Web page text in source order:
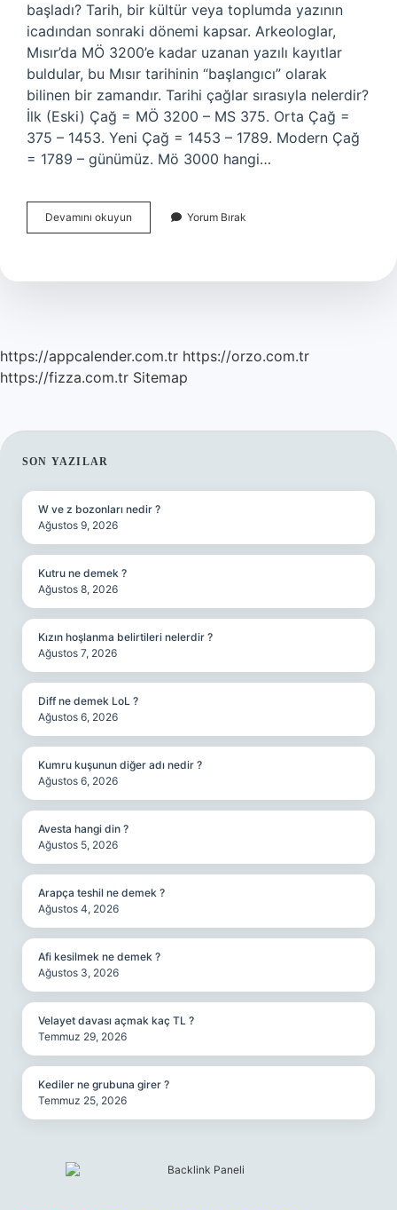
başladı? Tarih, bir kültür veya toplumda yazının
icadından sonraki dönemi kapsar. Arkeologlar,
Mısır’da MÖ 3200’e kadar uzanan yazılı kayıtlar
buldular, bu Mısır tarihinin “başlangıcı” olarak
bilinen bir zamandır. Tarihi çağlar sırasıyla nelerdir?
İlk (Eski) Çağ = MÖ 3200 – MS 375. Orta Çağ =
375 – 1453. Yeni Çağ = 1453 – 1789. Modern Çağ
= 1789 – günümüz. Mö 3000 hangi…
Devamını okuyun
Hangi
Başladı
Yorum Bırak
https://appcalender.com.tr https://orzo.com.tr
https://fizza.com.tr Sitemap
SIDEBAR
SON YAZILAR
W ve z bozonları nedir ?
Ağustos 9, 2026
Kutru ne demek ?
Ağustos 8, 2026
Kızın hoşlanma belirtileri nelerdir ?
Ağustos 7, 2026
Diff ne demek LoL ?
Ağustos 6, 2026
Kumru kuşunun diğer adı nedir ?
Ağustos 6, 2026
Avesta hangi din ?
Ağustos 5, 2026
Arapça teshil ne demek ?
Ağustos 4, 2026
Afi kesilmek ne demek ?
Ağustos 3, 2026
Velayet davası açmak kaç TL ?
Temmuz 29, 2026
Kediler ne grubuna girer ?
Temmuz 25, 2026